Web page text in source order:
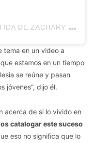
U
NA PUBLICACIÓN COMPARTIDA DE ZACHARY MICHAEL (@ZACHMEERKAT)
tema en un video a
estamos en un tiempo
se reúne y pasan
jóvenes”, dijo él.
acerca de si lo vivido en
catalogar este suceso
eso no significa que lo